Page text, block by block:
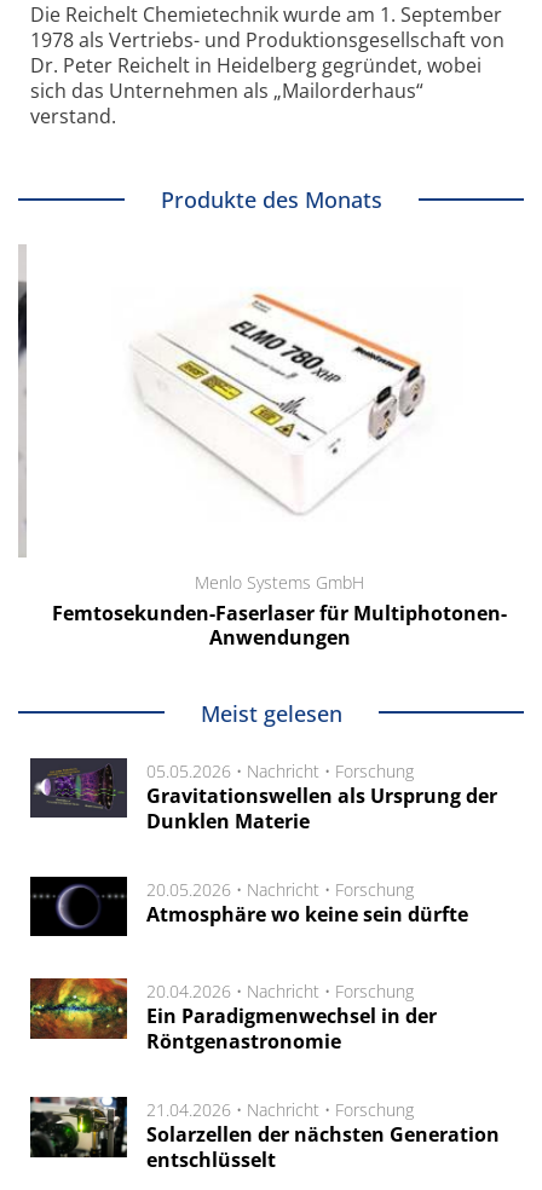
Die Reichelt Chemietechnik wurde am 1. September
1978 als Vertriebs- und Produktionsgesellschaft von
Dr. Peter Reichelt in Heidelberg gegründet, wobei
sich das Unternehmen als „Mailorderhaus“
verstand.
Produkte des Monats
Menlo Systems GmbH
Femtosekunden-Faserlaser für Multiphotonen-
Anwendungen
Meist gelesen
05.05.2026 • Nachricht • Forschung
Gravitationswellen als Ursprung der
Dunklen Materie
20.05.2026 • Nachricht • Forschung
Atmosphäre wo keine sein dürfte
20.04.2026 • Nachricht • Forschung
Ein Paradigmenwechsel in der
Röntgenastronomie
21.04.2026 • Nachricht • Forschung
Solarzellen der nächsten Generation
entschlüsselt